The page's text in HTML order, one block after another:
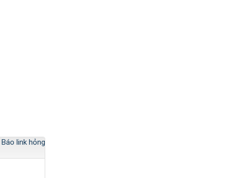
Báo link hỏng